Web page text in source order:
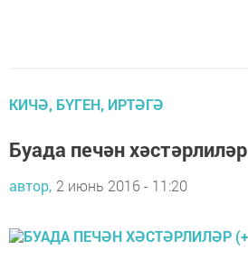
КИЧӘ, БҮГЕН, ИРТӘГӘ
Буада печән
автор, 2 июнь 2016 - 11:20